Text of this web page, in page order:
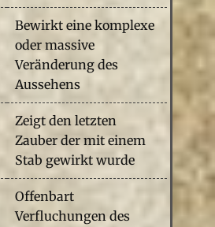
Bewirkt eine komplexe
oder massive
Veränderung des
Aussehens
Zeigt den letzten
Zauber der mit einem
Stab gewirkt wurde
Offenbart
Verfluchungen des